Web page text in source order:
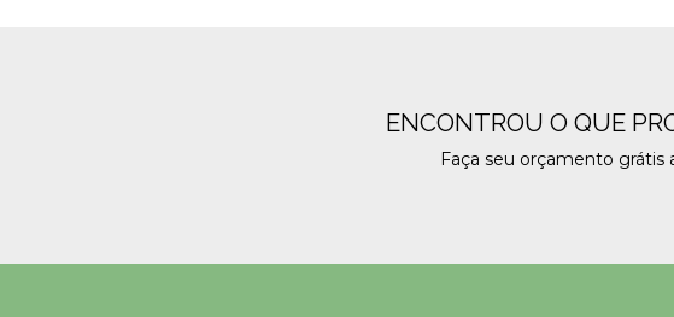
ENCONTROU O QUE
Faça seu orçamento grátis